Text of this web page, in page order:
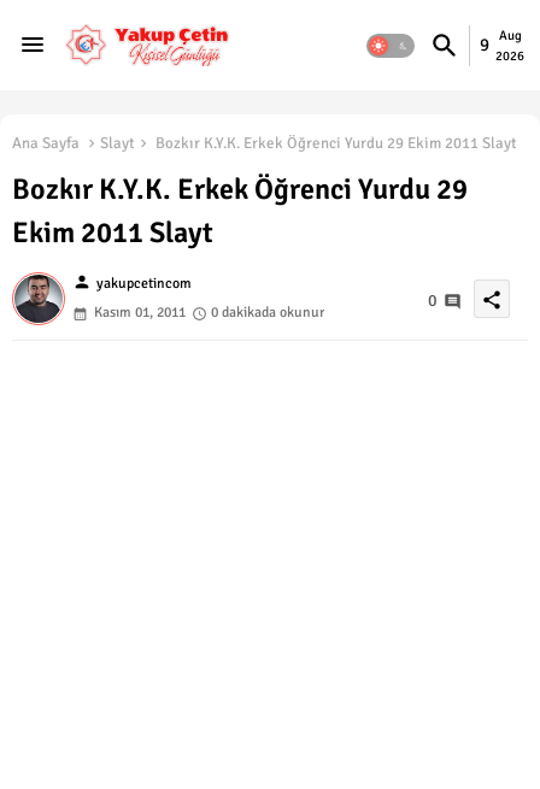
9
Aug
2026
Ana Sayfa Slayt Bozkır K.Y.K. Erkek Öğrenci Yurdu 29 Ekim 2011 Slayt
Bozkır K.Y.K. Erkek Öğrenci Yurdu 29
Ekim 2011 Slayt
person yakupcetincom
Kasım 01, 2011
0 dakikada okunur
0 share